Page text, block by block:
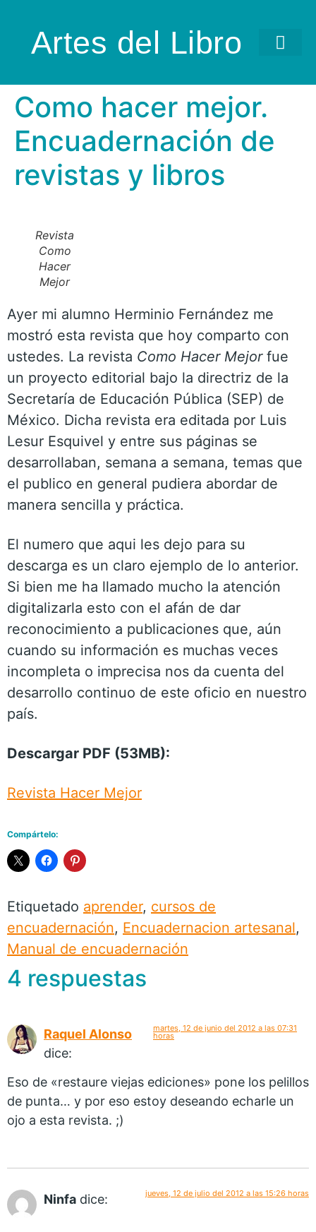
Artes del Libro
Como hacer mejor.
Encuadernación de
revistas y libros
Revista
Como
Hacer
Mejor
Ayer mi alumno Herminio Fernández me
mostró esta revista que hoy comparto con
ustedes. La revista Como Hacer Mejorfue
un proyecto editorial bajo la directriz de la
Secretaría de Educación Pública (SEP) de
México. Dicha revista era editada por Luis
Lesur Esquivel y entre sus páginas se
desarrollaban, semana a semana, temas que
el publico en general pudiera abordar de
manera sencilla y práctica.
El numero que aqui les dejo para su
descarga es un claro ejemplo de lo anterior.
Si bien me ha llamado mucho la atención
digitalizarla esto con el afán de dar
reconocimiento a publicaciones que, aún
cuando su información es muchas veces
incompleta o imprecisa nos da cuenta del
desarrollo continuo de este oficio en nuestro
país.
Descargar PDF (53MB):
Revista Hacer Mejor
Compártelo:
Etiquetado aprender, cursos de
encuadernación, Encuadernacion artesanal,
Manual de encuadernación
4 respuestas
Raquel Alonso
dice:
martes, 12 de junio del 2012 a las 07:31
horas
Eso de «restaure viejas ediciones» pone los pelillos
de punta… y por eso estoy deseando echarle un
ojo a esta revista. ;)
Ninfa dice: jueves, 12 de julio del 2012 a las 15:26 horas